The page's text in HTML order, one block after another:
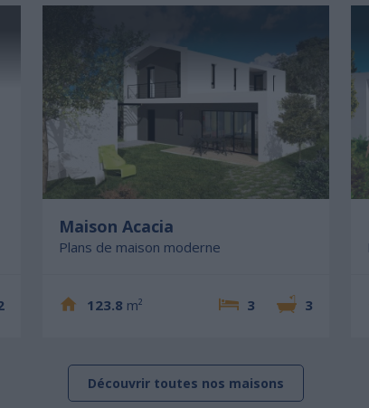
Maison Acacia
Plans de maison moderne
123.8 m² 3 3
Découvrir toutes nos maisons